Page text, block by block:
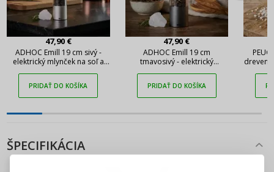
47,90 €
ADHOC Emill 19 cm sivý -
elektrický mlynček na soľ a
ocele
PRIDAŤ DO KOŠÍKA
47,90 €
ADHOC Emill 19 cm
tmavosivý - elektrický
nehrdzavejúcej ocele
PRIDAŤ DO KOŠÍKA
ŠPECIFIKÁCIAPRIHLÁSENIE